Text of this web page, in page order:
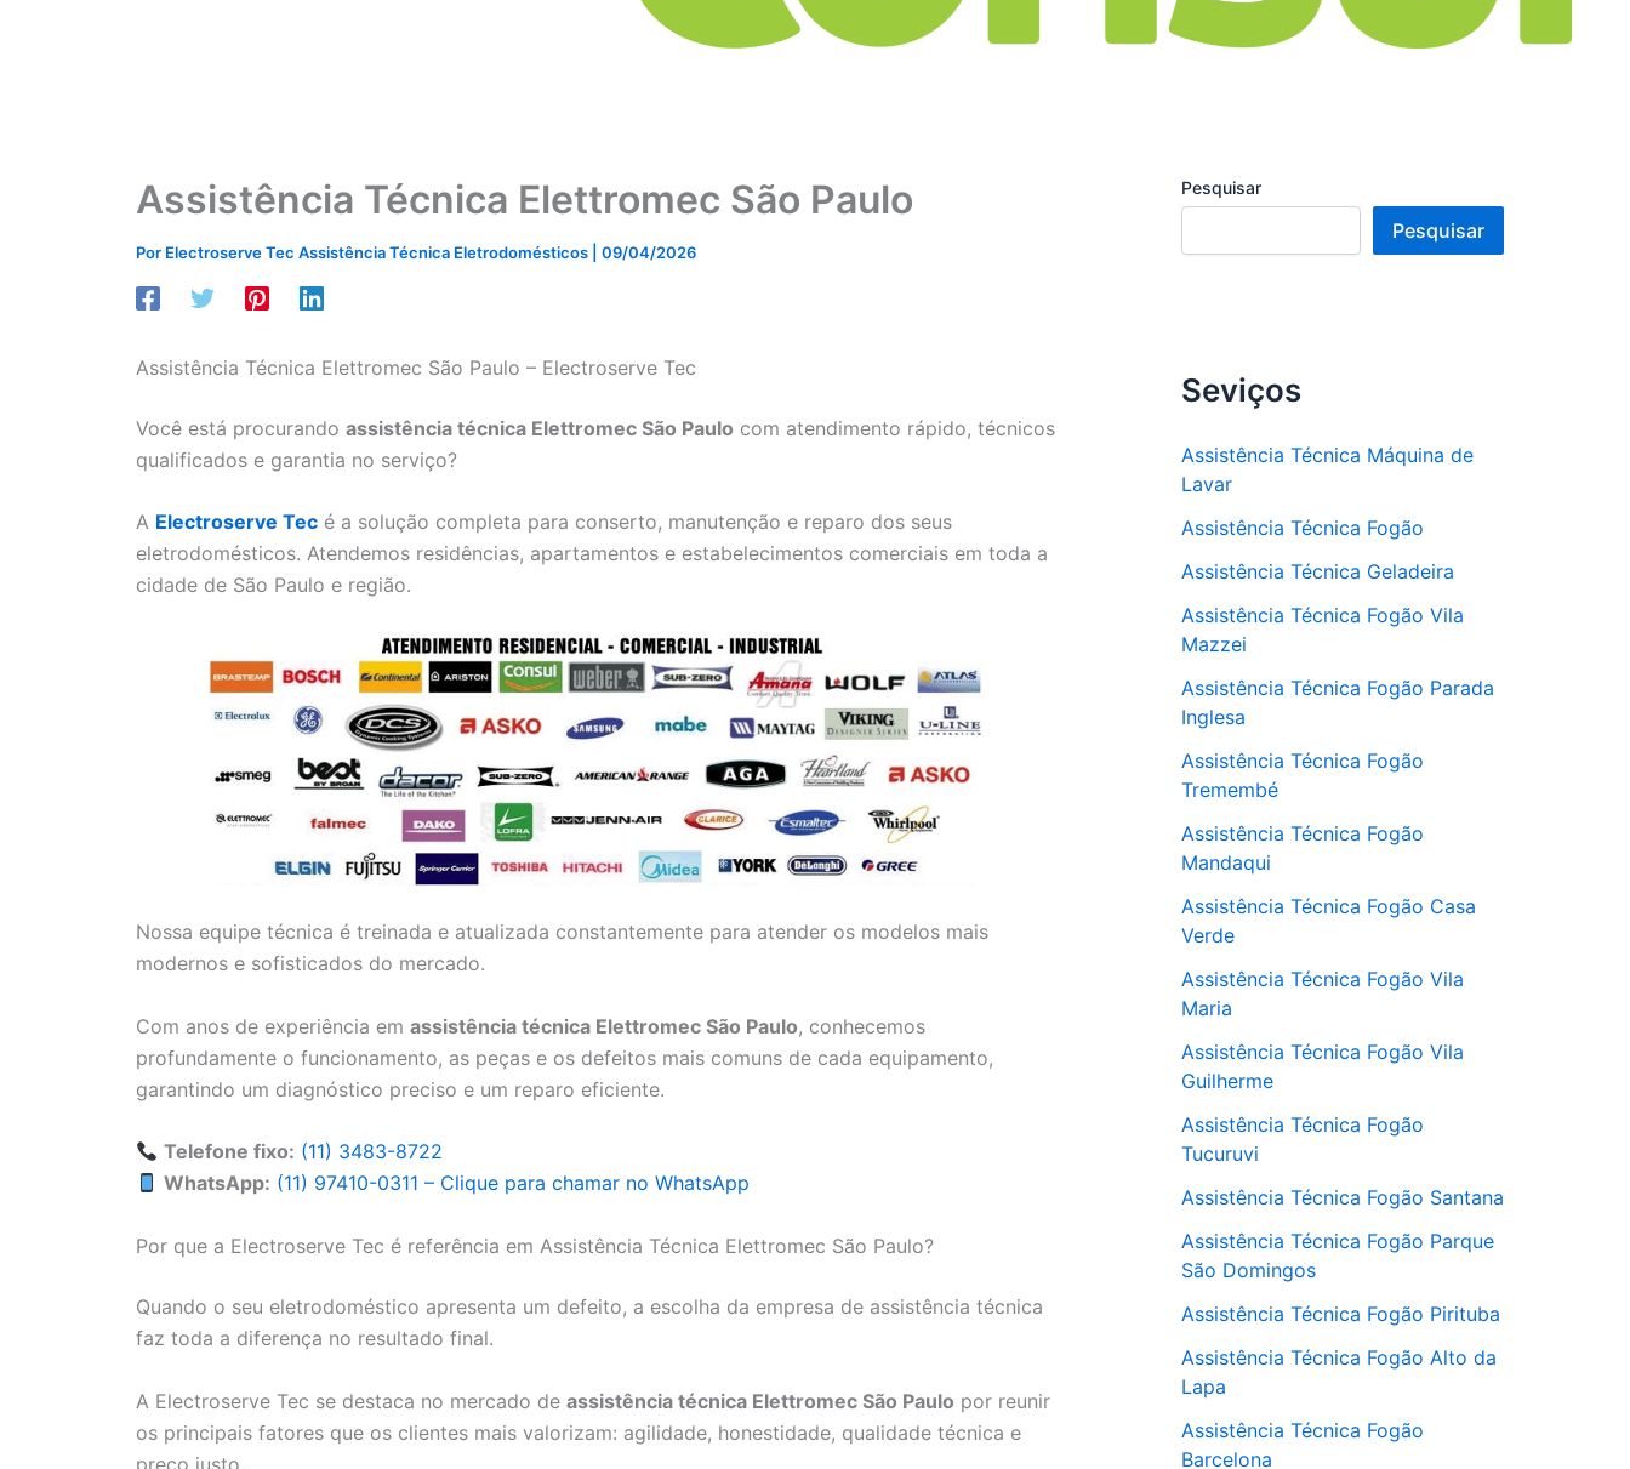
Assistência Técnica Elettromec São Paulo
Por Electroserve Tec Assistência Técnica Eletrodomésticos 09/04/2026
Assistência Técnica Elettromec São Paulo – Electroserve Tec
Você está procurando assistência técnica Elettromec São Paulo com atendimento rápido, técnicos
qualificados e garantia no serviço?
A Electroserve Tec é a solução completa para conserto, manutenção e reparo dos seus
eletrodomésticos. Atendemos residências, apartamentos e estabelecimentos comerciais em toda a
cidade de São Paulo e região.
Nossa equipe técnica é treinada e atualizada constantemente para atender os modelos mais
modernos e sofisticados do mercado.
Com anos de experiência em assistência técnica Elettromec São Paulo, conhecemos
profundamente o funcionamento, as peças e os defeitos mais comuns de cada equipamento,
garantindo um diagnóstico preciso e um reparo eficiente.
Telefone fixo: (11) 3483-8722
WhatsApp: (11) 97410-0311 – Clique para chamar no WhatsApp
Por que a Electroserve Tec é referência em Assistência Técnica Elettromec São Paulo?
Quando o seu eletrodoméstico apresenta um defeito, a escolha da empresa de assistência técnica
faz toda a diferença no resultado final.
A Electroserve Tec se destaca no mercado de assistência técnica Elettromec São Paulo por reunir
os principais fatores que os clientes mais valorizam: agilidade, honestidade, qualidade técnica e
preço justo.
Pesquisar
Pesquisar
Seviços
Assistência Técnica Máquina de
Lavar
Assistência Técnica Fogão
Assistência Técnica Geladeira
Assistência Técnica Fogão Vila
Mazzei
Assistência Técnica Fogão Parada
Inglesa
Assistência Técnica Fogão
Tremembé
Assistência Técnica Fogão
Mandaqui
Assistência Técnica Fogão Casa
Verde
Assistência Técnica Fogão Vila
Maria
Assistência Técnica Fogão Vila
Guilherme
Assistência Técnica Fogão
Tucuruvi
Assistência Técnica Fogão Santana
Assistência Técnica Fogão Parque
São Domingos
Assistência Técnica Fogão Pirituba
Assistência Técnica Fogão Alto da
Lapa
Assistência Técnica Fogão
Barcelona